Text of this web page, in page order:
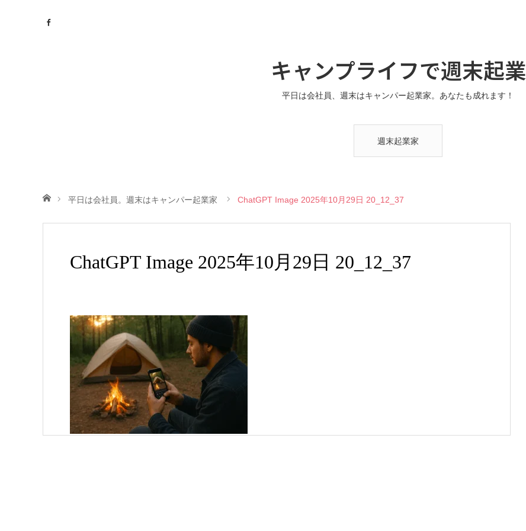
キャンプライフで週末起業
平日は会社員、週末はキャンパー起業家。あなたも成れます！
週末起業家
ホーム平日は会社員。週末はキャンパー起業家 ChatGPT Image 2025年10月29日 20_12_37
ChatGPT Image 2025年10月29日 20_12_37